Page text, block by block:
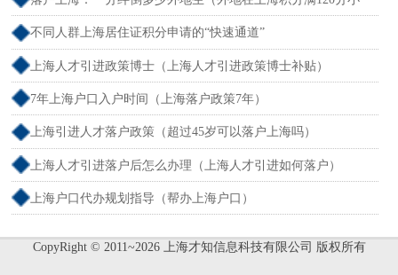
孩可以考上海大学吗）
不同人群上海居住证积分申请的“快速通道”
上海人才引进政策博士（上海人才引进政策博士补贴）
7年上海户口入户时间（上海落户政策7年）
上海引进人才落户政策（超过45岁可以落户上海吗）
上海人才引进落户后怎么办理（上海人才引进如何落户）
上海户口代办规划指导（帮办上海户口）
CopyRight © 2011~2026 上海才知信息科技有限公司 版权所有